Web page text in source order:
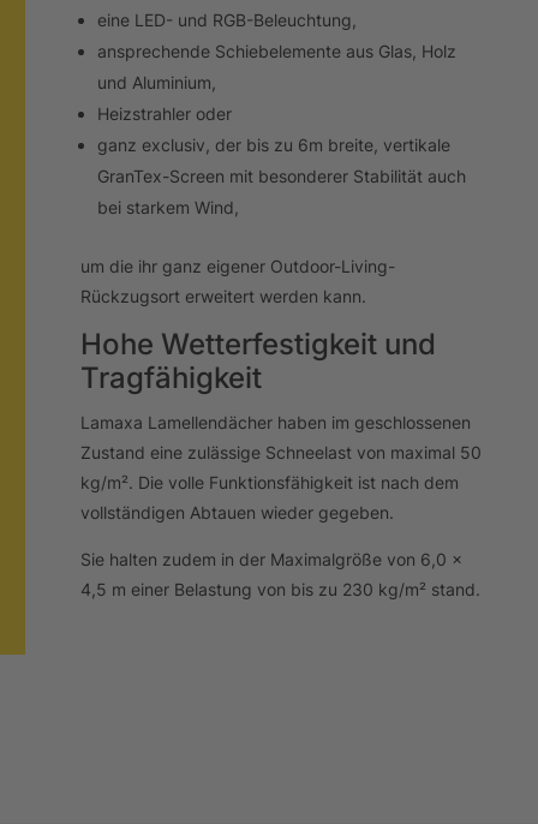
eine LED- und RGB-Beleuchtung,
ansprechende Schiebelemente aus Glas, Holz
und Aluminium,
Heizstrahler oder
ganz exclusiv, der bis zu 6m breite, vertikale
GranTex-Screen mit besonderer Stabilität auch
bei starkem Wind,
um die ihr ganz eigener Outdoor-Living-
Rückzugsort erweitert werden kann.
Hohe Wetterfestigkeit und
Tragfähigkeit
Lamaxa Lamellendächer haben im geschlossenen
Zustand eine zulässige Schneelast von maximal 50
kg/m². Die volle Funktionsfähigkeit ist nach dem
vollständigen Abtauen wieder gegeben.
Sie halten zudem in der Maximalgröße von 6,0 x
4,5 m einer Belastung von bis zu 230 kg/m² stand.